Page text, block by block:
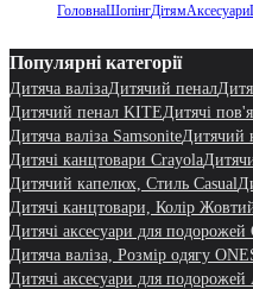
ГоловнаШопінгДітямАксесуари
Популярні категорії
Дитяча валізаДитячий пенал
Дитячий пенал KITEДитячі
Дитяча валіза SamsoniteДитячий
Дитячі канцтовари Crayola
Дитячий капелюх, Стиль Casual
Дитячі канцтовари, Колір
Дитячі аксесуари для
Дитяча валіза, Розмір одягу
Дитячі аксесуари для подорожей